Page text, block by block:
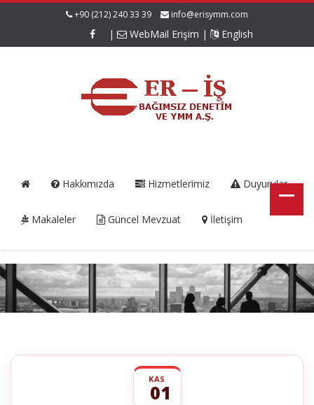
+90 (212) 240 33 39 info@erisymm.com
| WebMail Erişim | English
Hakkımızda Hizmetlerimiz Duyurular
Makaleler Güncel Mevzuat İletişim
KAS
01